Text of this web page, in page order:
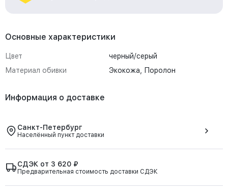
Основные характеристики
Цвет
черный/серый
Материал обивки
Экокожа, Поролон
Информация о доставке
Санкт-Петербург
Населённый пункт доставки
СДЭК от 3 620 ₽
Предварительная стоимость доставки СДЭК